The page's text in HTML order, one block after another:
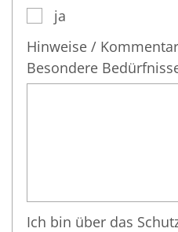
ja
Hinweise /
Besondere
Ich bin über das